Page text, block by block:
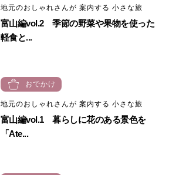
地元のおしゃれさんが 案内する 小さな旅
富山編vol.2 季節の野菜や果物を使った
軽食と...
おでかけ
地元のおしゃれさんが 案内する 小さな旅
富山編vol.1 暮らしに花のある景色を
「Ate...